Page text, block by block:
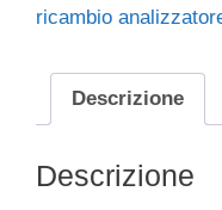
di
Seitron
Chemist
quantità
ricambio
Descrizione
Descrizione